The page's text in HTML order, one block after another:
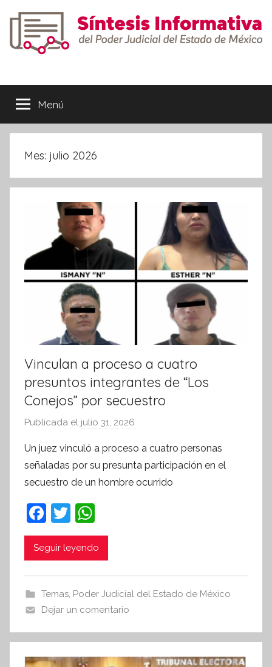
contenido
Menú
Mes: julio 2026
Vinculan a proceso a cuatro
presuntos integrantes de “Los
Conejos” por secuestro
Publicada el julio 31, 2026
r
S
í
o
r
Un juez vinculó a proceso a cuatro personas
señaladas por su presunta participación en el
secuestro de un hombre ocurrido
F
a
c
b
o
o
k
T
w
itt
h
at
A
p
p
Seguir leyendo
Temas, Poder Judicial del Estado de México
Dejar un comentario